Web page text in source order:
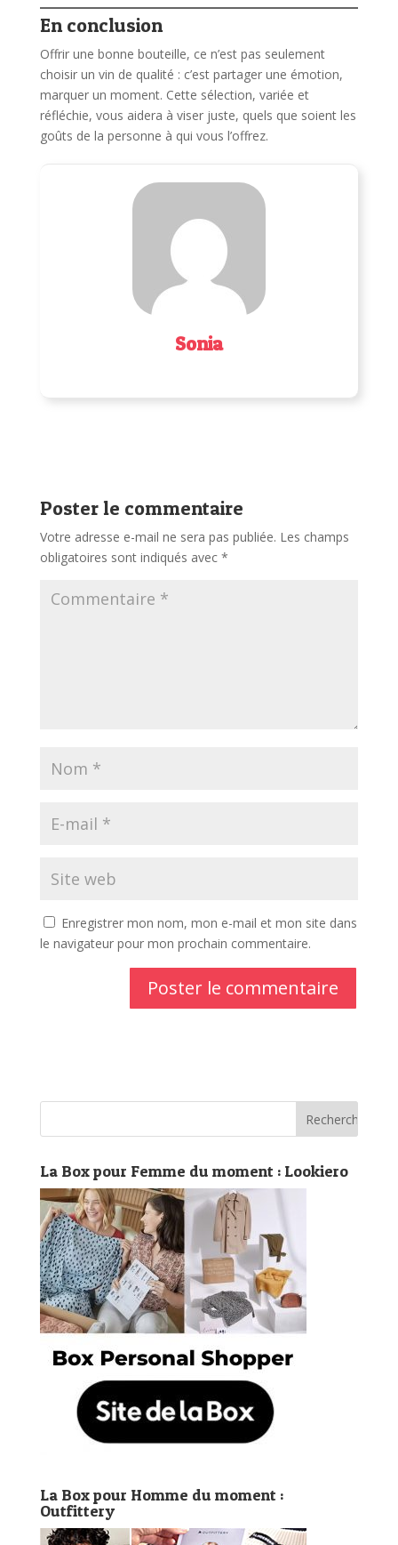
En conclusion
Offrir une bonne bouteille, ce n’est pas seulement
choisir un vin de qualité : c’est partager une émotion,
marquer un moment. Cette sélection, variée et
réfléchie, vous aidera à viser juste, quels que soient les
goûts de la personne à qui vous l’offrez.
Sonia
Poster le commentaire
Votre adresse e-mail ne sera pas publiée. Les champs
obligatoires sont indiqués avec *
Enregistrer mon nom, mon e-mail et mon site dans
le navigateur pour mon prochain commentaire.
La Box pour Femme du moment : Lookiero
La Box pour Homme du moment :
Outfittery